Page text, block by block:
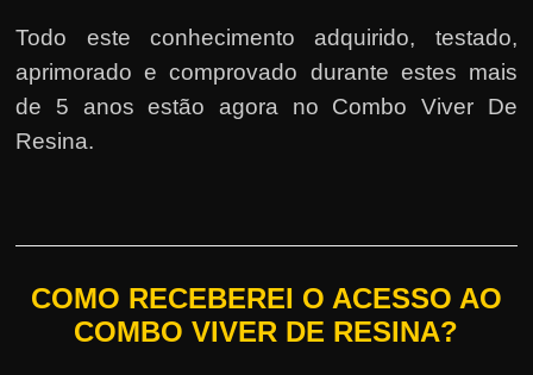
Todo este conhecimento adquirido, testado,
aprimorado e comprovado durante estes mais
de 5 anos estão agora no Combo Viver De
Resina.
COMO RECEBEREI O ACESSO AO
COMBO VIVER DE RESINA?